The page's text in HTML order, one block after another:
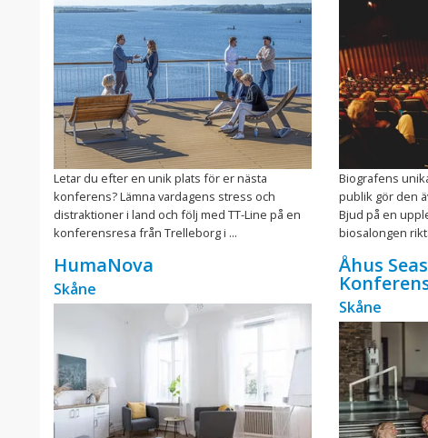
Letar du efter en unik plats för er nästa
konferens? Lämna vardagens stress och
distraktioner i land och följ med TT-Line på en
konferensresa från Trelleborg i ...
HumaNova
Skåne
Biografens
publik gör den
Bjud på en
biosalongen
Åhus
Skåne